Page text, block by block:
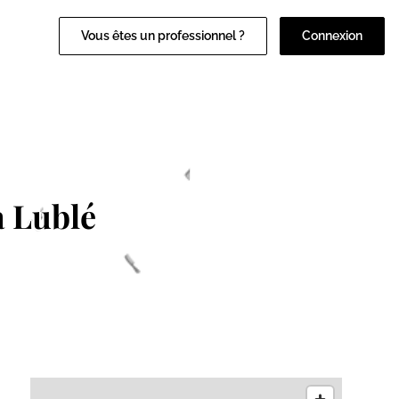
Vous êtes un professionnel ? Connexion
Lublé